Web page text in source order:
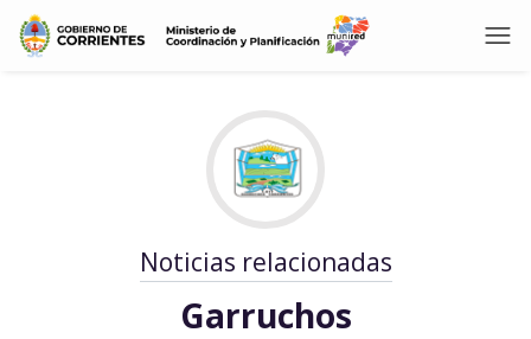
Noticias relacionadas
Garruchos